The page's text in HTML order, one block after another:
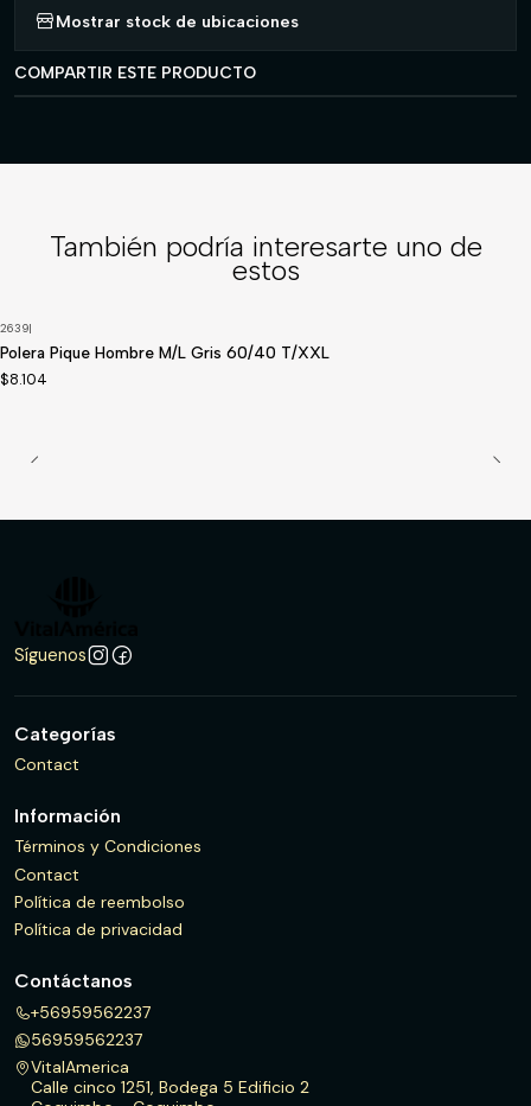
Mostrar stock de ubicaciones
COMPARTIR ESTE PRODUCTO
También podría interesarte uno de
estos
2639|
Polera Pique Hombre M/L Gris 60/40 T/XXL
$8.104
Síguenos
Categorías
Contact
Información
Términos y Condiciones
Contact
Política de reembolso
Política de privacidad
Contáctanos
+56959562237
56959562237
VitalAmerica
Calle cinco 1251, Bodega 5 Edificio 2